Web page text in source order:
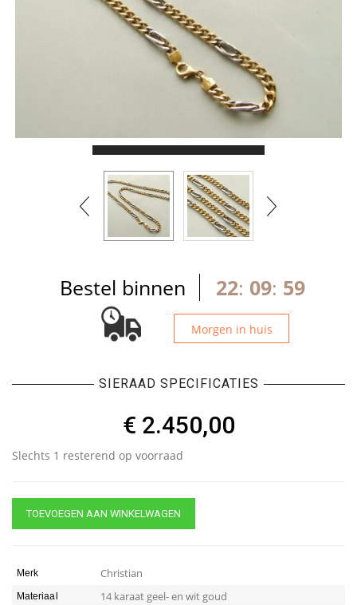
Bestel binnen 22: 09: 59
Morgen in huis
SIERAAD SPECIFICATIES
€ 2.450,00
Slechts 1 resterend op voorraad
TOEVOEGEN AAN WINKELWAGEN
Merk Christian
Materiaal 14 karaat geel- en wit goud